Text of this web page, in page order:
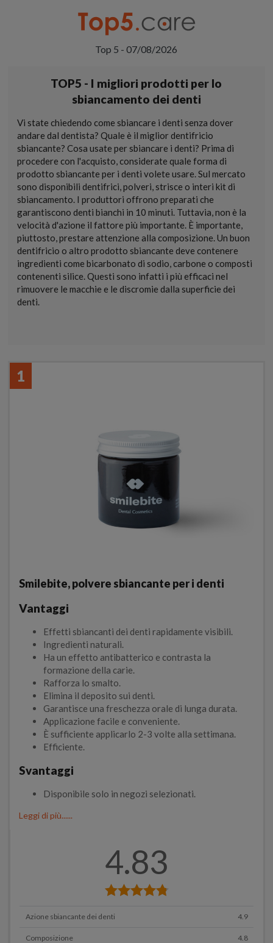
Top 5 - 07/08/2026
TOP5 - I migliori prodotti per lo
sbiancamento dei denti
Vi state chiedendo come sbiancare i denti senza dover
andare dal dentista? Quale è il miglior dentifricio
sbiancante? Cosa usate per sbiancare i denti? Prima di
procedere con l'acquisto, considerate quale forma di
prodotto sbiancante per i denti volete usare. Sul mercato
sono disponibili dentifrici, polveri, strisce o interi kit di
sbiancamento. I produttori offrono preparati che
garantiscono denti bianchi in 10 minuti. Tuttavia, non è la
velocità d'azione il fattore più importante. È importante,
piuttosto, prestare attenzione alla composizione. Un buon
dentifricio o altro prodotto sbiancante deve contenere
ingredienti come bicarbonato di sodio, carbone o composti
contenenti silice. Questi sono infatti i più efficaci nel
rimuovere le macchie e le discromie dalla superficie dei
denti.
1
Smilebite, polvere sbiancante per i denti
Vantaggi
Effetti sbiancanti dei denti rapidamente visibili.
Ingredienti naturali.
Ha un effetto antibatterico e contrasta la
formazione della carie.
Rafforza lo smalto.
Elimina il deposito sui denti.
Garantisce una freschezza orale di lunga durata.
Applicazione facile e conveniente.
È sufficiente applicarlo 2-3 volte alla settimana.
Efficiente.
Svantaggi
Disponibile solo in negozi selezionati.
Leggi di più......
4.83
Azione sbiancante dei denti 4.9
Composizione 4.8